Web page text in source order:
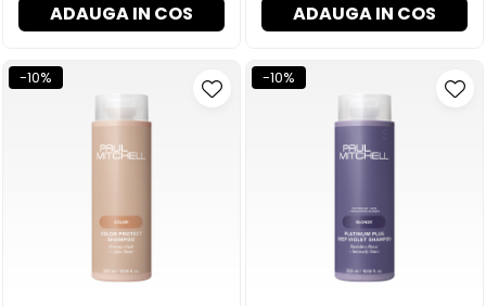
ADAUGA IN COS ADAUGA IN COS
-10% -10%